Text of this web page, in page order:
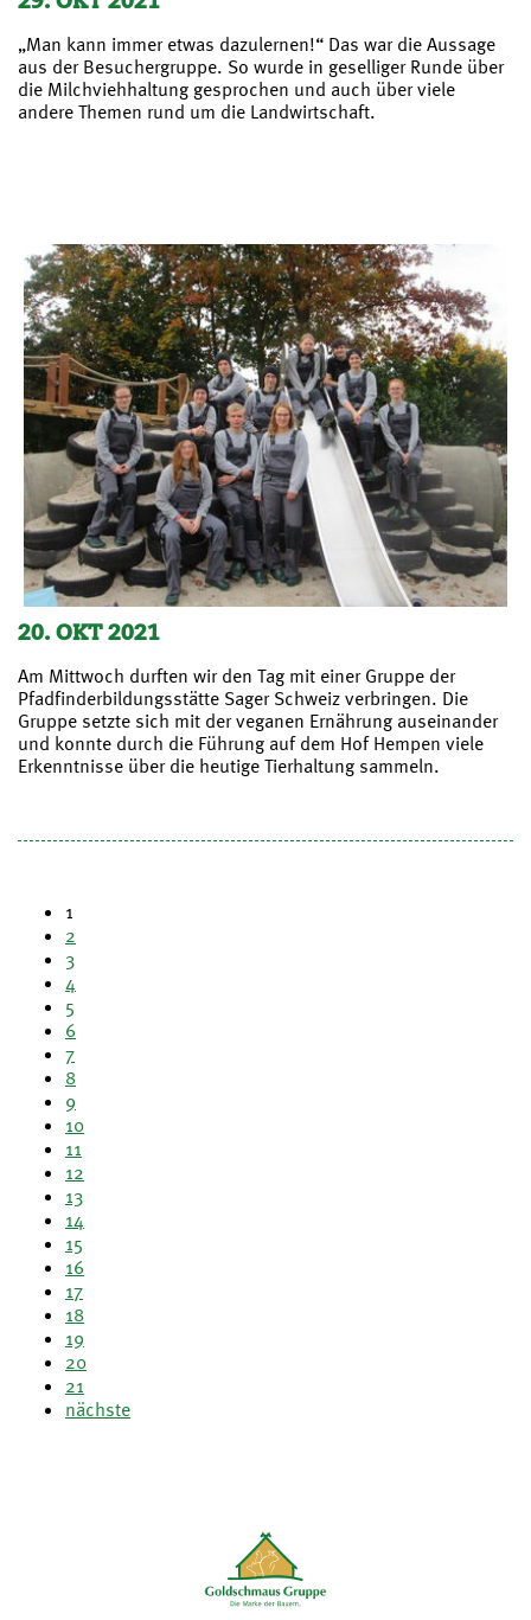
„Man kann immer etwas dazulernen!“ Das war die Aussage
aus der Besuchergruppe. So wurde in geselliger Runde über
die Milchviehhaltung gesprochen und auch über viele
andere Themen rund um die Landwirtschaft.
20. OKT 2021
Am Mittwoch durften wir den Tag mit einer Gruppe der
Pfadfinderbildungsstätte Sager Schweiz verbringen. Die
Gruppe setzte sich mit der veganen Ernährung auseinander
und konnte durch die Führung auf dem Hof Hempen viele
Erkenntnisse über die heutige Tierhaltung sammeln.
1
2
3
4
5
6
7
8
9
10
11
12
13
14
15
16
17
18
19
20
21
nächste